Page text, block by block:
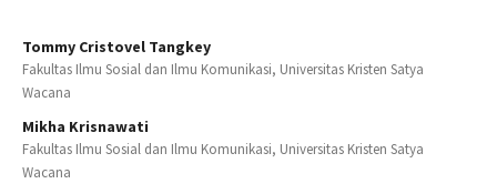
Tommy Cristovel Tangkey
Fakultas Ilmu Sosial dan Ilmu Komunikasi, Universitas Kristen Satya
Wacana
Mikha Krisnawati
Fakultas Ilmu Sosial dan Ilmu Komunikasi, Universitas Kristen Satya
Wacana